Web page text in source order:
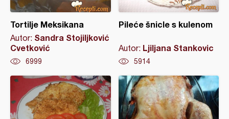
Tortilje Meksikana
Autor: Sandra Stojiljković
Cvetković
6999
Pileće šnicle s kulenom
Autor: Ljiljana Stankovic
5914